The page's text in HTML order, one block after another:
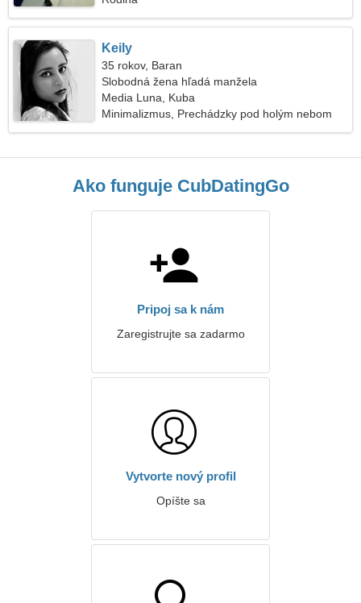
Keily
35 rokov, Baran
Slobodná žena hľadá manžela
Media Luna, Kuba
Minimalizmus, Prechádzky pod holým nebom
Ako funguje CubDatingGo
Pripoj sa k nám
Zaregistrujte sa zadarmo
Vytvorte nový profil
Opíšte sa